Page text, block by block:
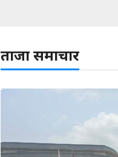
ताजा समाचार